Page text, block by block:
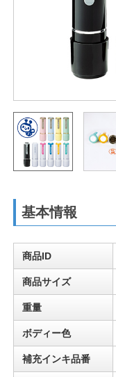
基本情報
商品ID
商品サイズ
重量
ボディー色
補充インキ品番